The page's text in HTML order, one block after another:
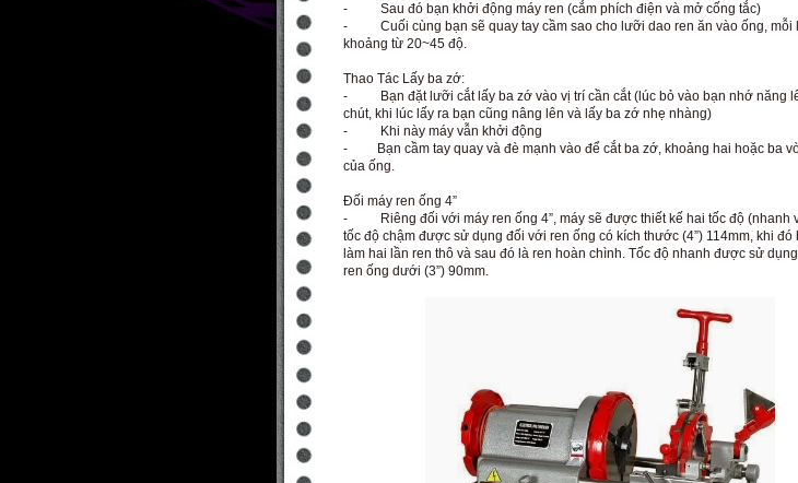
- Sau đó bạn khởi động máy ren (cắm phích điện và mở cống tắc)
- Cuối cùng bạn sẽ quay tay cầm sao cho lưỡi dao ren ăn vào ống, mỗi
khoảng từ 20~45 độ.
Thao Tác Lấy ba zớ:
- Bạn đặt lưỡi cắt lấy ba zớ vào vị trí cần cắt (lúc bỏ vào bạn nhớ năng
chút, khi lúc lấy ra bạn cũng nâng lên và lấy ba zớ nhẹ nhàng)
- Khi này máy vẫn khởi động
- Bạn cầm tay quay và đè mạnh vào để cắt ba zớ, khoảng hai hoặc ba
của ống.
Đối máy ren ống 4”
- Riêng đối với máy ren ống 4”, máy sẽ được thiết kế hai tốc độ (nhanh
tốc độ chậm được sử dụng đối với ren ống có kích thước (4”) 114mm, khi đó
làm hai lần ren thô và sau đó là ren hoàn chình. Tốc độ nhanh được sử
ren ống dưới (3”) 90mm.